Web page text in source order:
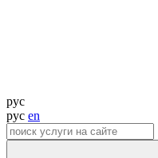
рус
рус en